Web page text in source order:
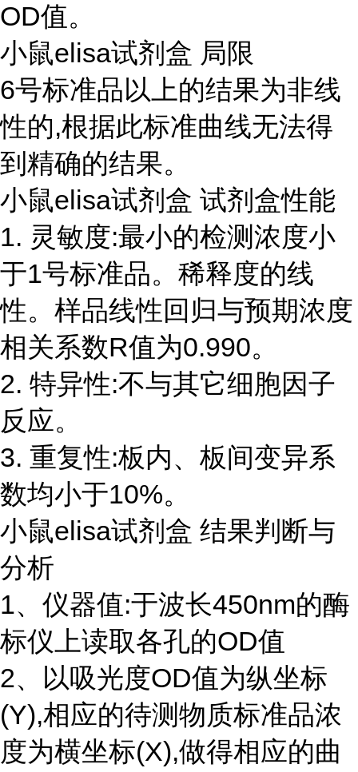
OD值。
小鼠elisa试剂盒 局限
6号标准品以上的结果为非线
性的,根据此标准曲线无法得
到精确的结果。
小鼠elisa试剂盒 试剂盒性能
1. 灵敏度:最小的检测浓度小
于1号标准品。稀释度的线
性。样品线性回归与预期浓度
相关系数R值为0.990。
2. 特异性:不与其它细胞因子
反应。
3. 重复性:板内、板间变异系
数均小于10%。
小鼠elisa试剂盒 结果判断与
分析
1、仪器值:于波长450nm的酶
标仪上读取各孔的OD值
2、以吸光度OD值为纵坐标
(Y),相应的待测物质标准品浓
度为横坐标(X),做得相应的曲